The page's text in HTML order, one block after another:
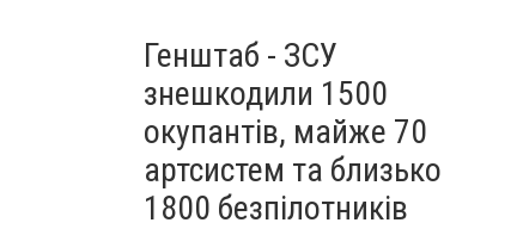
Генштаб - ЗСУ
знешкодили 1500
окупантів, майже 70
артсистем та близько
1800 безпілотників